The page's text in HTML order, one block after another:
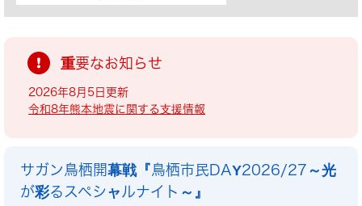
重要なお知らせ
2026年8月5日更新
令和8年熊本地震に関する支援情報
サガン鳥栖開幕戦『鳥栖市民DAY2026/27～光
が彩るスペシャルナイト～』